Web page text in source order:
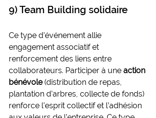
9) Team Building solidaire
Ce type d’événement allie
engagement associatif et
renforcement des liens entre
collaborateurs. Participer à une action
bénévole (distribution de repas,
plantation d’arbres, collecte de fonds)
renforce l’esprit collectif et l’adhésion